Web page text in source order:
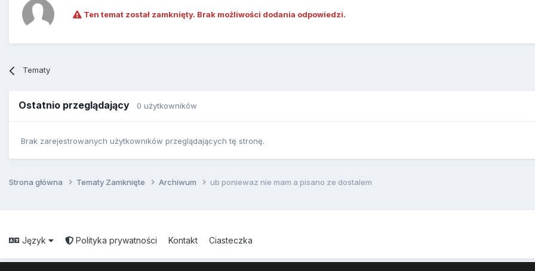
Ten temat został zamknięty. Brak możliwości dodania odpowiedzi.
Tematy
Ostatnio przeglądający 0 użytkowników
Brak zarejestrowanych użytkowników przeglądających tę stronę.
Strona główna Tematy Zamknięte Archiwum ub poniewaz nie mam a pisano ze dostalem
Język Polityka prywatności Kontakt Ciasteczka